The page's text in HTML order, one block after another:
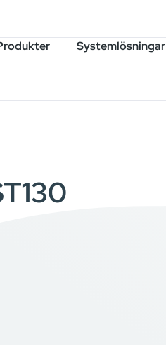
Systemlösningar